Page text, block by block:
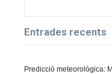
Entrades recents
Predicció meteorològica: